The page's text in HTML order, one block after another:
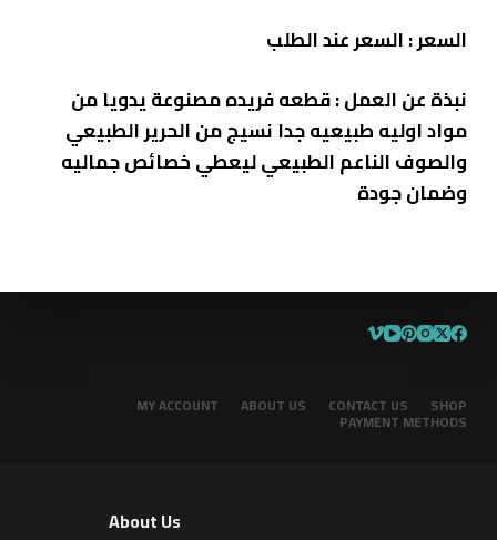
السعر :السعر عند الطلب
نبذة عن العمل :قطعه فريده مصنوعة يدويا من
مواد اوليه طبيعيه جدا نسيج من الحرير الطبيعي
والصوف الناعم الطبيعي ليعطي خصائص جماليه
وضمان جودة
SHOP
CONTACT US
ABOUT US
MY ACCOUNT
PAYMENT METHODS
About Us